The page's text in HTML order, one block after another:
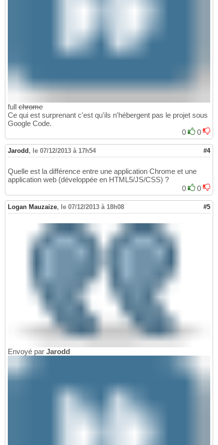
full chrome
Ce qui est surprenant c'est qu'ils n'hébergent pas le projet sous
Google Code.
0
0
Jarodd , le 07/12/2013 à 17h54 #4
Quelle est la différence entre une application Chrome et une
application web (développée en HTML5/JS/CSS) ?
0
0
Logan Mauzaize, le 07/12/2013 à 18h08 #5
Envoyé par Jarodd